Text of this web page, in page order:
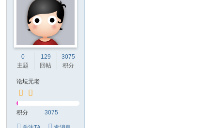
0
主题
129
回帖
3075
积分
论坛元老
积分 3075